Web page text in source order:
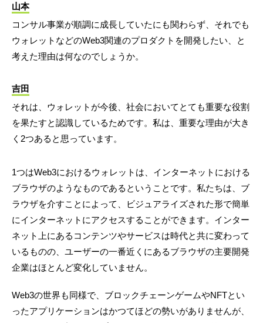
山本
コンサル事業が順調に成長していたにも関わらず、それでも
ウォレットなどのWeb3関連のプロダクトを開発したい、と
考えた理由は何なのでしょうか。
吉田
それは、ウォレットが今後、社会においてとても重要な役割
を果たすと認識しているためです。私は、重要な理由が大き
く2つあると思っています。
1つはWeb3におけるウォレットは、インターネットにおける
ブラウザのようなものであるということです。私たちは、ブ
ラウザを介すことによって、ビジュアライズされた形で簡単
にインターネットにアクセスすることができます。インター
ネット上にあるコンテンツやサービスは時代と共に変わって
いるものの、ユーザーの一番近くにあるブラウザの主要開発
企業はほとんど変化していません。
Web3の世界も同様で、ブロックチェーンゲームやNFTとい
ったアプリケーションはかつてほどの勢いがありませんが、